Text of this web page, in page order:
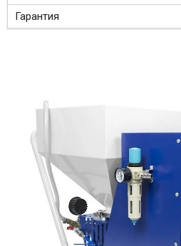
Гарантия